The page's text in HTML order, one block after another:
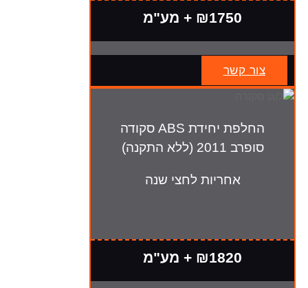
₪1750 + מע"מ
צור קשר
החלפת יחידת ABS סקודה
סופרב 2011 (ללא התקנה)
אחריות לחצי שנה
₪1820 + מע"מ